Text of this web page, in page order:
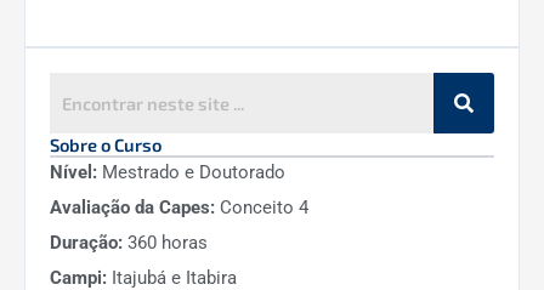
atualmente a seguinte composição:
I - Membros titulares (docentes):
Reny Angela Renzetti - coordenadora local
Fabrício Vieira de Andrade - coordenador local
Sobre o Curso
Nível: Mestrado e Doutorado
Avaliação da Capes: Conceito 4
Duração: 360 horas
Campi: Itajubá e Itabira